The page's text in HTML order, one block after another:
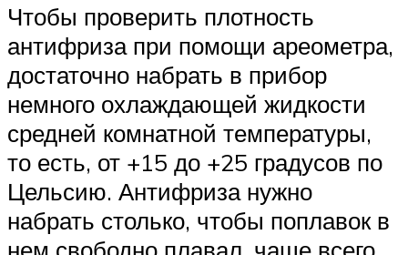
Чтобы проверить плотность
антифриза при помощи ареометра,
достаточно набрать в прибор
немного охлаждающей жидкости
средней комнатной температуры,
то есть, от +15 до +25 градусов по
Цельсию. Антифриза нужно
набрать столько, чтобы поплавок в